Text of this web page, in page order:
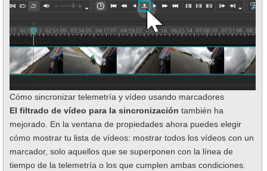
Cómo sincronizar telemetría y vídeo usando marcadores
El filtrado de vídeo para la sincronización también ha
mejorado. En la ventana de propiedades ahora puedes elegir
cómo mostrar tu lista de vídeos: mostrar todos los vídeos con un
marcador, solo aquellos que se superponen con la línea de
tiempo de la telemetría o los que cumplen ambas condiciones.